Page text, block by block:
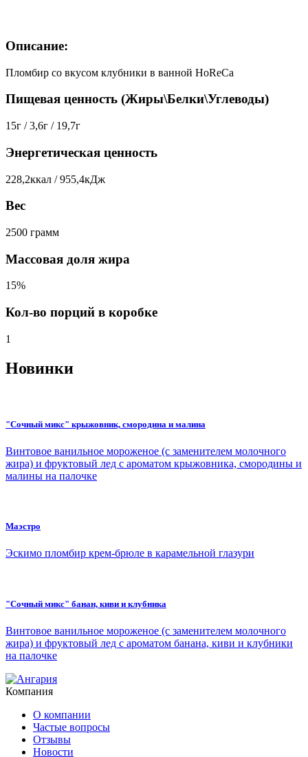
Описание:
Пломбир со вкусом клубники в ванной HoReCa
Пищевая ценность (Жиры\Белки\Углеводы)
15г / 3,6г / 19,7г
Энергетическая ценность
228,2ккал / 955,4кДж
Вес
2500 грамм
Массовая доля жира
15%
Кол-во порций в коробке
1
Новинки
"Сочный микс" крыжовник, смородина и малина
Винтовое ванильное мороженое (с заменителем молочного
жира) и фруктовый лед с ароматом крыжовника, смородины и
малины на палочке
Маэстро
Эскимо пломбир крем-брюле в карамельной глазури
"Сочный микс" банан, киви и клубника
Винтовое ванильное мороженое (с заменителем молочного
жира) и фруктовый лед с ароматом банана, киви и клубники
на палочке
Компания
О компании
Частые вопросы
Отзывы
Новости